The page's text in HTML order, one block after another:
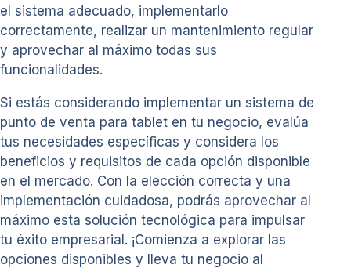
el sistema adecuado, implementarlo
correctamente, realizar un mantenimiento regular
y aprovechar al máximo todas sus
funcionalidades.
Si estás considerando implementar un sistema de
punto de venta para tablet en tu negocio, evalúa
tus necesidades específicas y considera los
beneficios y requisitos de cada opción disponible
en el mercado. Con la elección correcta y una
implementación cuidadosa, podrás aprovechar al
máximo esta solución tecnológica para impulsar
tu éxito empresarial. ¡Comienza a explorar las
opciones disponibles y lleva tu negocio al